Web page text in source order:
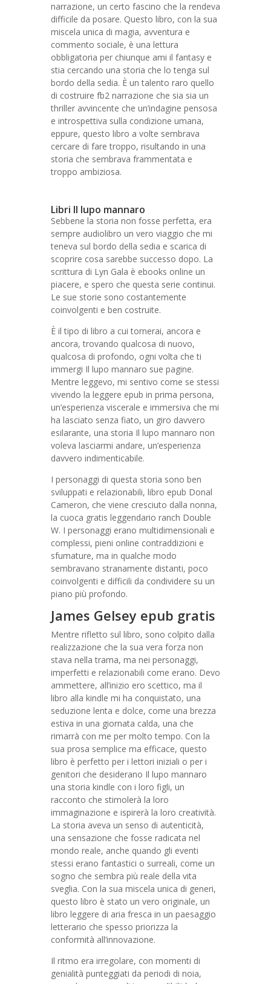
narrazione, un certo fascino che la rendeva
difficile da posare. Questo libro, con la sua
miscela unica di magia, avventura e
commento sociale, è una lettura
obbligatoria per chiunque ami il fantasy e
stia cercando una storia che lo tenga sul
bordo della sedia. È un talento raro quello
di costruire fb2 narrazione che sia sia un
thriller avvincente che un’indagine pensosa
e introspettiva sulla condizione umana,
eppure, questo libro a volte sembrava
cercare di fare troppo, risultando in una
storia che sembrava frammentata e
troppo ambiziosa.
Libri Il lupo mannaro
Sebbene la storia non fosse perfetta, era
sempre audiolibro un vero viaggio che mi
teneva sul bordo della sedia e scarica di
scoprire cosa sarebbe successo dopo. La
scrittura di Lyn Gala è ebooks online un
piacere, e spero che questa serie continui.
Le sue storie sono costantemente
coinvolgenti e ben costruite.
È il tipo di libro a cui tornerai, ancora e
ancora, trovando qualcosa di nuovo,
qualcosa di profondo, ogni volta che ti
immergi Il lupo mannaro sue pagine.
Mentre leggevo, mi sentivo come se stessi
vivendo la leggere epub in prima persona,
un’esperienza viscerale e immersiva che mi
ha lasciato senza fiato, un giro davvero
esilarante, una storia Il lupo mannaro non
voleva lasciarmi andare, un’esperienza
davvero indimenticabile.
I personaggi di questa storia sono ben
sviluppati e relazionabili, libro epub Donal
Cameron, che viene cresciuto dalla nonna,
la cuoca gratis leggendario ranch Double
W. I personaggi erano multidimensionali e
complessi, pieni online contraddizioni e
sfumature, ma in qualche modo
sembravano stranamente distanti, poco
coinvolgenti e difficili da condividere su un
piano più profondo.
James Gelsey epub gratis
Mentre rifletto sul libro, sono colpito dalla
realizzazione che la sua vera forza non
stava nella trama, ma nei personaggi,
imperfetti e relazionabili come erano. Devo
ammettere, all’inizio ero scettico, ma il
libro alla kindle mi ha conquistato, una
seduzione lenta e dolce, come una brezza
estiva in una giornata calda, una che
rimarrà con me per molto tempo. Con la
sua prosa semplice ma efficace, questo
libro è perfetto per i lettori iniziali o per i
genitori che desiderano Il lupo mannaro
una storia kindle con i loro figli, un
racconto che stimolerà la loro
immaginazione e ispirerà la loro creatività.
La storia aveva un senso di autenticità,
una sensazione che fosse radicata nel
mondo reale, anche quando gli eventi
stessi erano fantastici o surreali, come un
sogno che sembra più reale della vita
sveglia. Con la sua miscela unica di generi,
questo libro è stato un vero originale, un
libro leggere di aria fresca in un paesaggio
letterario che spesso priorizza la
conformità all’innovazione.
Il ritmo era irregolare, con momenti di
genialità punteggiati da periodi di noia,